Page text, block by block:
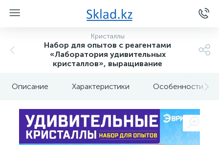
Кристаллы
Набор для опытов с реагентами
«Лаборатория удивительных
кристаллов», выращивание
Описание Характеристики Особенности